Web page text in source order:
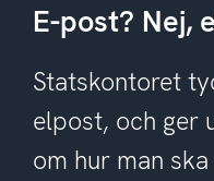
E-post? Nej,
Statskontoret
elpost, och ger
om hur man